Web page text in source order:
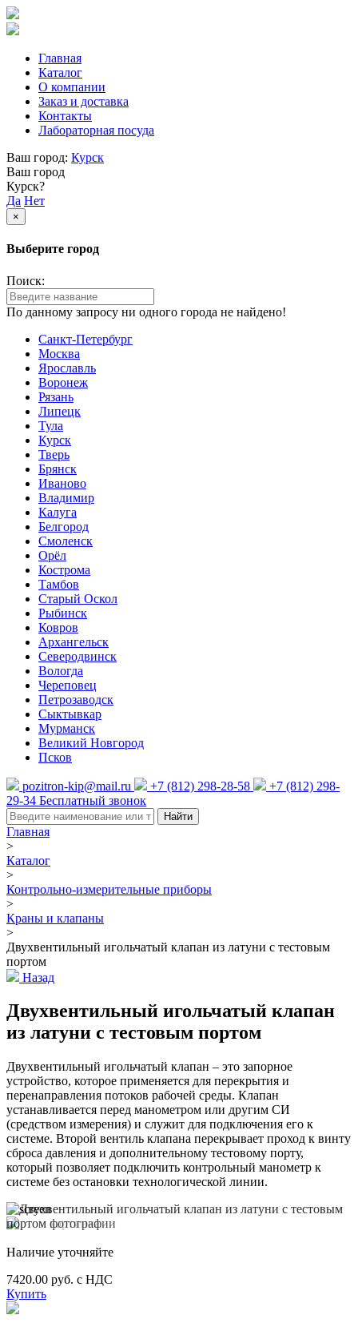
Главная
Каталог
О компании
Заказ и доставка
Контакты
Лабораторная посуда
Ваш город: Курск
Ваш город
Курск?
Да Нет
×
Выберите город
Поиск:
По данному запросу ни одного города не найдено!
Санкт-Петербург
Москва
Ярославль
Воронеж
Рязань
Липецк
Тула
Курск
Тверь
Брянск
Иваново
Владимир
Калуга
Белгород
Смоленск
Орёл
Кострома
Тамбов
Старый Оскол
Рыбинск
Ковров
Архангельск
Северодвинск
Вологда
Череповец
Петрозаводск
Сыктывкар
Мурманск
Великий Новгород
Псков
pozitron-kip@mail.ru +7 (812) 298-28-58
+7 (812) 298-
29-34 Бесплатный звонок
Найти
Главная
>
Каталог
>
Контрольно-измерительные приборы
>
Краны и клапаны
>
Двухвентильный игольчатый клапан из латуни с тестовым
портом
Назад
Двухвентильный игольчатый клапан
из латуни с тестовым портом
Двухвентильный игольчатый клапан – это запорное
устройство, которое применяется для перекрытия и
перенаправления потоков рабочей среды. Клапан
устанавливается перед манометром или другим СИ
(средством измерения) и служит для подключения его к
системе. Второй вентиль клапана перекрывает проход к винту
сброса давления и дополнительному тестовому порту,
который позволяет подключить контрольный манометр к
системе без остановки технологической линии.
Наличие уточняйте
7420.00 руб. с НДС
Купить